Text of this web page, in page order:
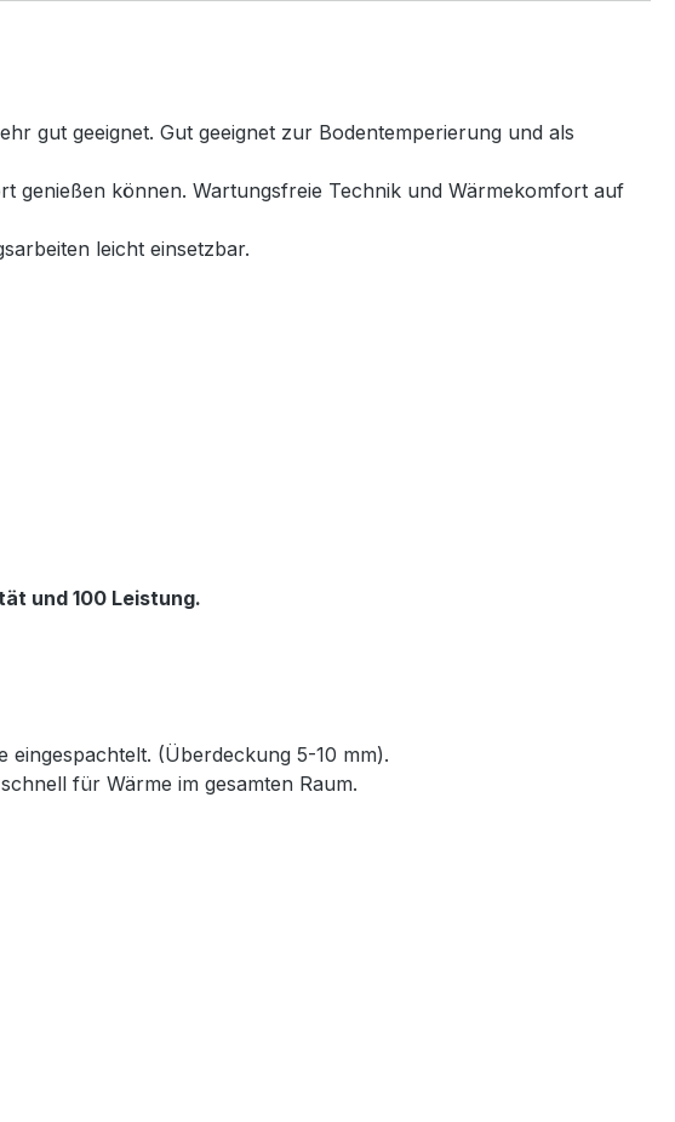
gut geeignet. Gut geeignet zur Bodentemperierung und als
genießen können. Wartungsfreie Technik und Wärmekomfort auf
leicht einsetzbar.
und 100 Leistung.
eingespachtelt. (Überdeckung 5-10 mm).
für Wärme im gesamten Raum.